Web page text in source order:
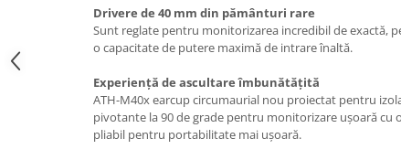
Drivere de 40 mm din pământuri rare
Sunt reglate pentru monitorizarea incredibil de exactă,
o capacitate de putere maximă de intrare înaltă.
Experiență de ascultare îmbunătățită
ATH-M40x earcup circumaurial nou proiectat pentru
pivotante la 90 de grade pentru monitorizare ușoară cu
pliabil pentru portabilitate mai ușoară.